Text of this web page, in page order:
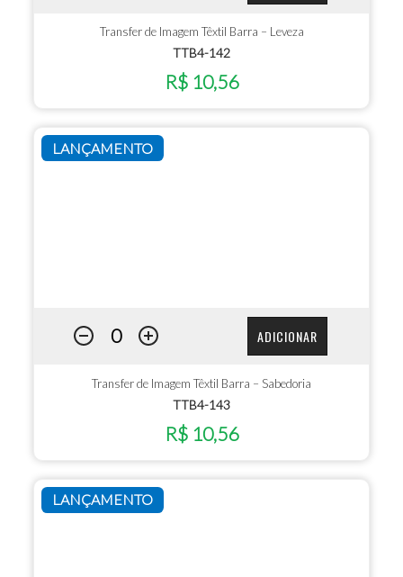
Transfer de Imagem Têxtil Barra – Leveza
TTB4-142
R$ 10,56
LANÇAMENTO
ADICIONAR
Transfer de Imagem Têxtil Barra – Sabedoria
TTB4-143
R$ 10,56
LANÇAMENTO